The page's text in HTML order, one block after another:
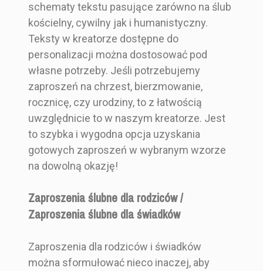
schematy tekstu pasujące zarówno na ślub
kościelny, cywilny jak i humanistyczny.
Teksty w kreatorze dostępne do
personalizacji można dostosować pod
własne potrzeby. Jeśli potrzebujemy
zaproszeń na chrzest, bierzmowanie,
rocznicę, czy urodziny, to z łatwością
uwzględnicie to w naszym kreatorze. Jest
to szybka i wygodna opcja uzyskania
gotowych zaproszeń w wybranym wzorze
na dowolną okazję!
Zaproszenia ślubne dla rodziców /
Zaproszenia ślubne dla świadków
Zaproszenia dla rodziców i świadków
można sformułować nieco inaczej, aby